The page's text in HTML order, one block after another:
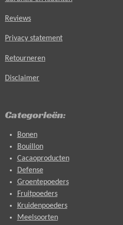
Reviews
Privacy statement
Retourneren
Disclaimer
Categorieën:
Bonen
Bouillon
Cacaoproducten
Defense
Groentepoeders
Fruitpoeders
Kruidenpoeders
Meelsoorten